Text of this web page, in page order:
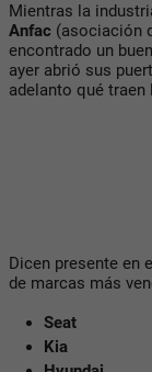
Mientras la
Anfac (asociación
encontrado un
ayer abrió sus
adelanto qué
Dicen presente en
de marcas más
Seat
Kia